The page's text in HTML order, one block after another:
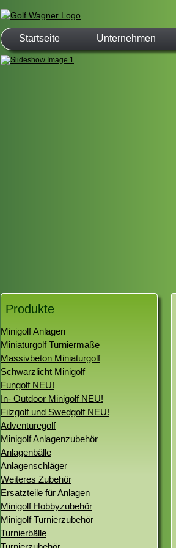
Startseite Unternehmen
Produkte
Minigolf Anlagen
Miniaturgolf Turniermaße
Massivbeton Miniaturgolf
Schwarzlicht Minigolf
Fungolf NEU!
In- Outdoor Minigolf NEU!
Filzgolf und Swedgolf NEU!
Adventuregolf
Minigolf Anlagenzubehör
Anlagenbälle
Anlagenschläger
Weiteres Zubehör
Ersatzteile für Anlagen
Minigolf Hobbyzubehör
Minigolf Turnierzubehör
Turnierbälle